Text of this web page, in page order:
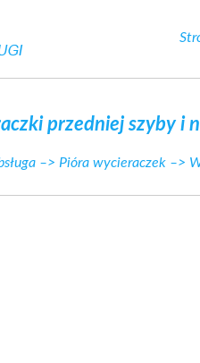
przedniej szyby i
–> Pióra wycieraczek –>